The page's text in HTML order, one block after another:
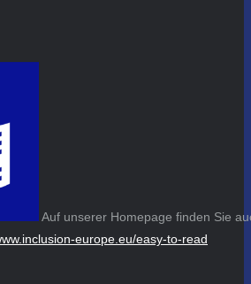
Auf unserer Homepage finden Sie
europe.eu/easy-to-read